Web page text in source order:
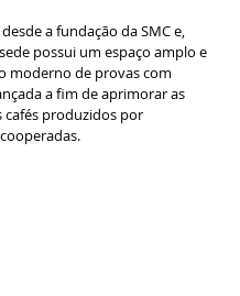
desde a fundação da SMC e,
possui um espaço amplo e
moderno de provas com
a fim de aprimorar as
cafés produzidos por